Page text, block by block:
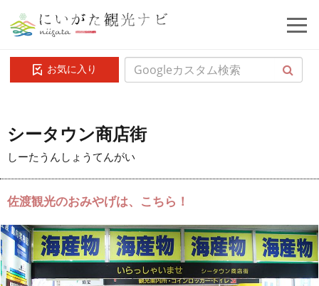
お気に入り
シータウン商店街
しーたうんしょうてんがい
佐渡観光のおみやげは、こちら！